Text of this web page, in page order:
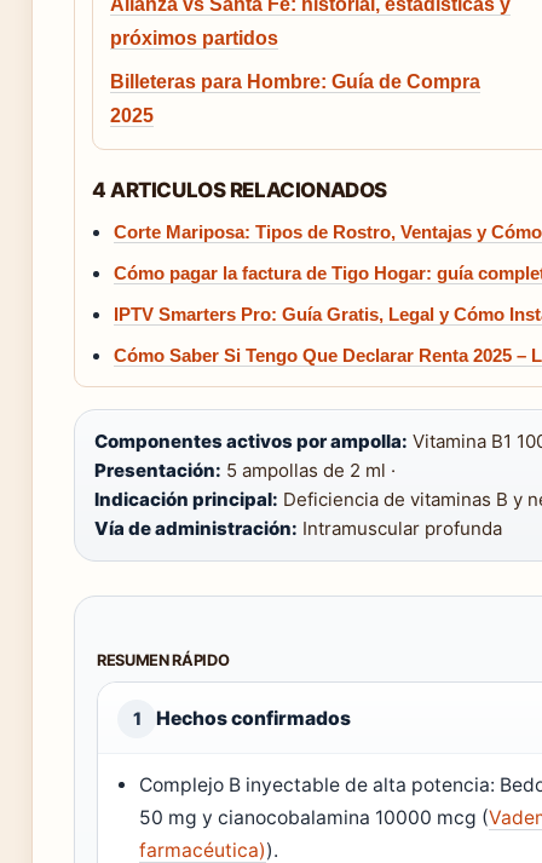
próximos partidos
Billeteras para Hombre: Guía de Compra
2025
4 ARTICULOS RELACIONADOS
Corte Mariposa: Tipos de Rostro, Ventajas y
Cómo pagar la factura de Tigo Hogar: guía
IPTV Smarters Pro: Guía Gratis, Legal y Cómo
Cómo Saber Si Tengo Que Declarar Renta 2025 –
Componentes activos por ampolla: Vitamina B1
Presentación: 5 ampollas de 2 ml ·
Indicación principal: Deficiencia de vitaminas B y
Vía de administración: Intramuscular profunda
RESUMEN RÁPIDO
1 Hechos confirmados
Complejo B inyectable de alta potencia:
50 mg y cianocobalamina 10000 mcg (
farmacéutica)).